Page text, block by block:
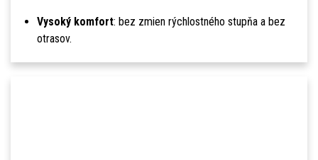
Vysoký komfort: bez zmien rýchlostného stupňa a bez
otrasov.